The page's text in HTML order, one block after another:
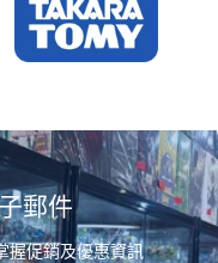
郵件
握促銷及優惠資訊